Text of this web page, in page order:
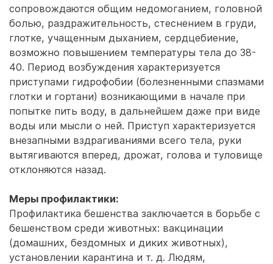
сопровождаются общим недомоганием, головной
болью, раздражительность, стеснением в груди,
глотке, учащенным дыханием, сердцебиение,
возможно повышением температуры тела до 38-
40. Период возбуждения характеризуется
приступами гидрофобии (болезненными спазмами
глотки и гортани) возникающими в начале при
попытке пить воду, в дальнейшем даже при виде
воды или мысли о ней. Приступ характеризуется
внезапными вздрагиваниями всего тела, руки
вытягиваются вперед, дрожат, голова и туловище
отклоняются назад.
Меры профилактики:
Профилактика бешенства заключается в борьбе с
бешенством среди животных: вакцинации
(домашних, бездомных и диких животных),
установлении карантина и т. д. Людям,